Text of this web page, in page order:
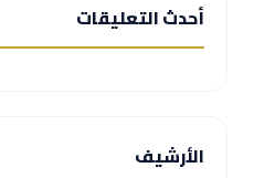
أحدث التعليقات
الأرشيف